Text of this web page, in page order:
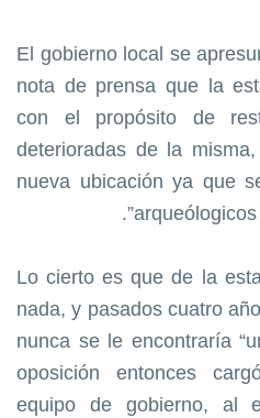
El gobierno local se
nota de prensa que la
con el propósito de
deterioradas de la
nueva ubicación ya que
arqueólogicos
Lo cierto es que de la
nada, y pasados cuatro
nunca se le encontraría
oposición entonces
equipo de gobierno, al